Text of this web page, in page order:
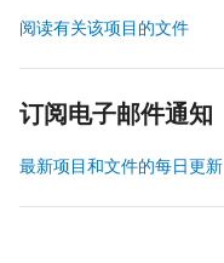
阅读有关该项目的文件
订阅电子邮件通知
最新项目和文件的每日更新